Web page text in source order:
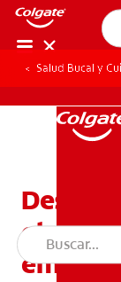
Salud Bucal y
el